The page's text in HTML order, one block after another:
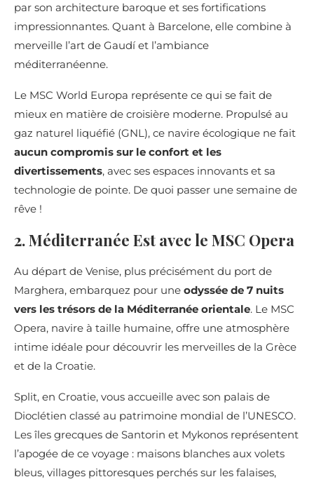
par son architecture baroque et ses fortifications
impressionnantes. Quant à Barcelone, elle combine à
merveille l’art de Gaudí et l’ambiance
méditerranéenne.
Le MSC World Europa représente ce qui se fait de
mieux en matière de croisière moderne. Propulsé au
gaz naturel liquéfié (GNL), ce navire écologique ne fait
aucun compromis sur le confort et les
divertissements, avec ses espaces innovants et sa
technologie de pointe. De quoi passer une semaine de
rêve !
2. Méditerranée Est avec le MSC Opera
Au départ de Venise, plus précisément du port de
Marghera, embarquez pour une odyssée de 7 nuits
vers les trésors de la Méditerranée orientale. Le MSC
Opera, navire à taille humaine, offre une atmosphère
intime idéale pour découvrir les merveilles de la Grèce
et de la Croatie.
Split, en Croatie, vous accueille avec son palais de
Dioclétien classé au patrimoine mondial de l’UNESCO.
Les îles grecques de Santorin et Mykonos représentent
l’apogée de ce voyage : maisons blanches aux volets
bleus, villages pittoresques perchés sur les falaises,